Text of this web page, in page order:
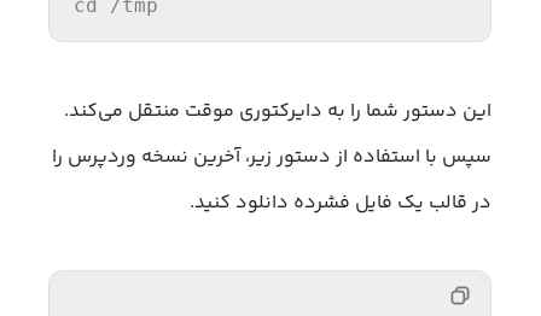
cd /tmp
این دستور شما را به دایرکتوری موقت منتقل می‌کند.
سپس با استفاده از دستور زیر، آخرین نسخه وردپرس را
در قالب یک فایل فشرده دانلود کنید.